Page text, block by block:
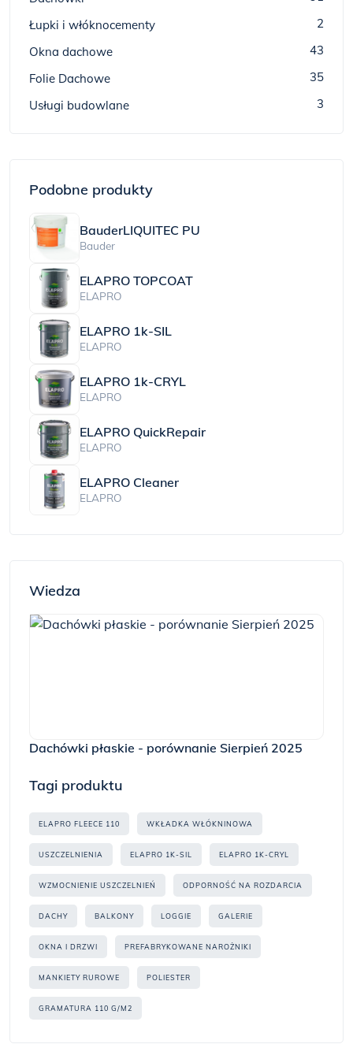
Łupki i włóknocementy
2
Okna dachowe
43
Folie Dachowe
35
Usługi budowlane
3
Podobne produkty
BauderLIQUITEC PU
Bauder
ELAPRO TOPCOAT
ELAPRO
ELAPRO 1k-SIL
ELAPRO
ELAPRO 1k-CRYL
ELAPRO
ELAPRO QuickRepair
ELAPRO
ELAPRO Cleaner
ELAPRO
Wiedza
Dachówki płaskie - porównanie Sierpień 2025
Tagi produktu
ELAPRO FLEECE 110 WKŁADKA WŁÓKNINOWA
USZCZELNIENIA ELAPRO 1K-SIL ELAPRO 1K-CRYL
WZMOCNIENIE USZCZELNIEŃ ODPORNOŚĆ NA ROZDARCIA
DACHY BALKONY LOGGIE GALERIE
OKNA I DRZWI PREFABRYKOWANE NAROŻNIKI
MANKIETY RUROWE POLIESTER
GRAMATURA 110 G/M2